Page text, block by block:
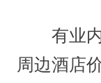
有业内
周边酒店